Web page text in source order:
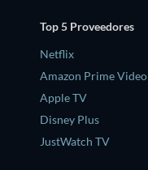
Top 5 Proveedores
Netflix
Amazon Prime Video
Apple TV
Disney Plus
JustWatch TV